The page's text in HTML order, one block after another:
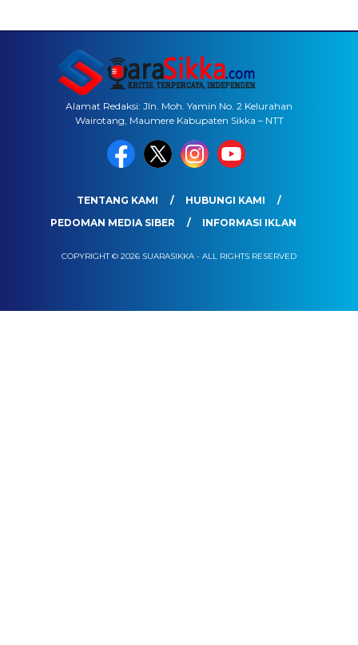
Alamat Redaksi: Jln. Moh. Yamin No. 2 Kelurahan
Wairotang, Maumere Kabupaten Sikka – NTT
TENTANG KAMI
HUBUNGI KAMI
PEDOMAN MEDIA SIBER
INFORMASI IKLAN
COPYRIGHT © 2026 SUARASIKKA - ALL RIGHTS RESERVED